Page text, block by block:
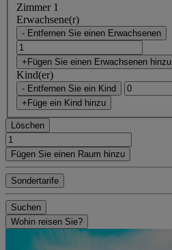
Zimmer 1
Erwachsene(r)
- Entfernen Sie einen Erwachsenen
+Fügen Sie einen Erwachsenen hinzu
Kind(er)
- Entfernen Sie ein Kind
+Füge ein Kind hinzu
Löschen
Fügen Sie einen Raum hinzu
Sondertarife
Suchen
Wohin reisen Sie?